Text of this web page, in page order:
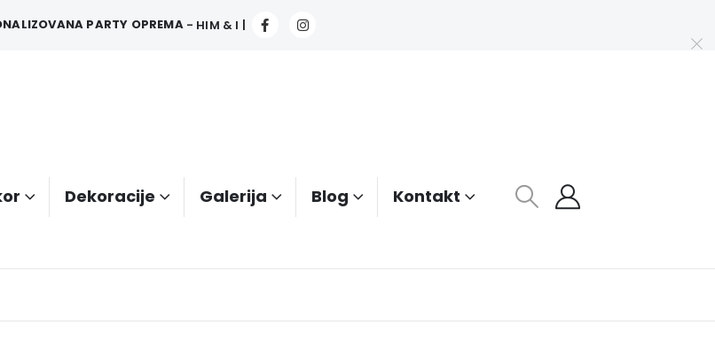
PARTY OPREMA - HIM & I |
Dekoracije Galerija Blog Kontakt